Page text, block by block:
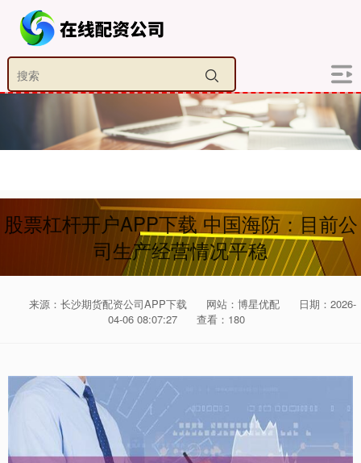
股票杠杆开户APP下载 中国海防：目前公
司生产经营情况平稳
来源：长沙期货配资公司APP下载 网站：博星优配
日期：2026-
04-06 08:07:27
查看：180